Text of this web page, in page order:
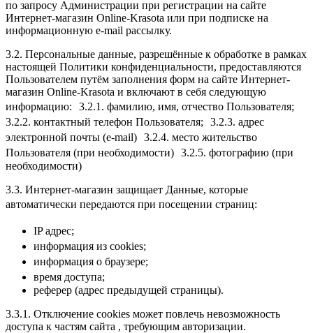
по запросу Администрации при регистрации на сайте
Интернет-магазин Online-Krasota или при подписке на
информационную e-mail рассылку.
3.2. Персональные данные, разрешённые к обработке в рамках
настоящей Политики конфиденциальности, предоставляются
Пользователем путём заполнения форм на сайте Интернет-
магазин Online-Krasota и включают в себя следующую
информацию: 3.2.1. фамилию, имя, отчество Пользователя;
3.2.2. контактный телефон Пользователя; 3.2.3. адрес
электронной почты (e-mail) 3.2.4. место жительство
Пользователя (при необходимости) 3.2.5. фотографию (при
необходимости)
3.3. Интернет-магазин защищает Данные, которые
автоматически передаются при посещении страниц:
IP адрес;
информация из cookies;
информация о браузере;
время доступа;
реферер (адрес предыдущей страницы).
3.3.1. Отключение cookies может повлечь невозможность
доступа к частям сайта , требующим авторизации.